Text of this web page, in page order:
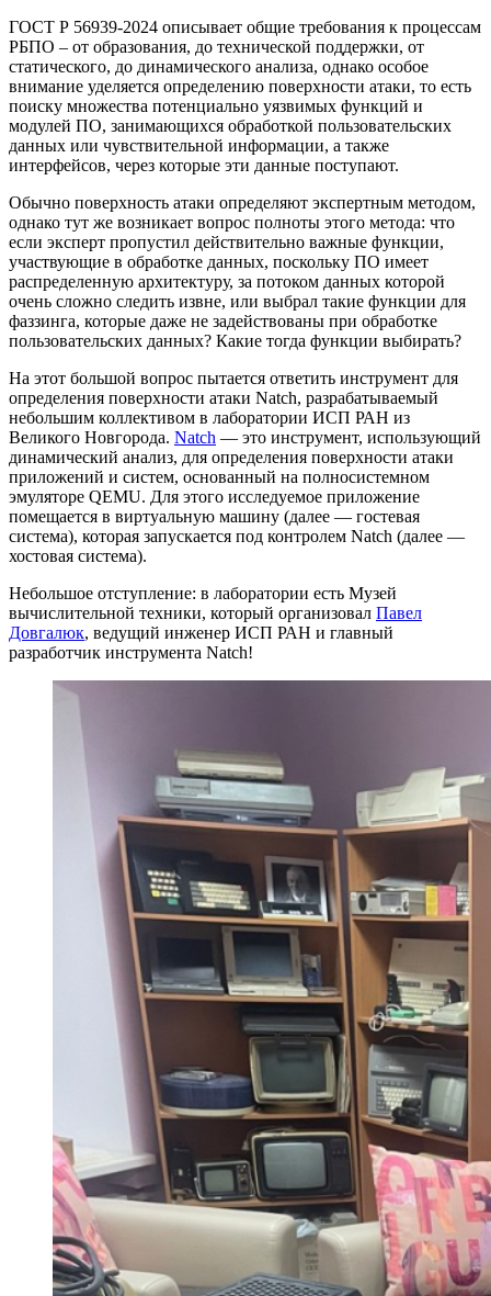
ГОСТ Р 56939-2024 описывает общие требования к процессам
РБПО – от образования, до технической поддержки, от
статического, до динамического анализа, однако особое
внимание уделяется определению поверхности атаки, то есть
поиску множества потенциально уязвимых функций и
модулей ПО, занимающихся обработкой пользовательских
данных или чувствительной информации, а также
интерфейсов, через которые эти данные поступают.
Обычно поверхность атаки определяют экспертным методом,
однако тут же возникает вопрос полноты этого метода: что
если эксперт пропустил действительно важные функции,
участвующие в обработке данных, поскольку ПО имеет
распределенную архитектуру, за потоком данных которой
очень сложно следить извне, или выбрал такие функции для
фаззинга, которые даже не задействованы при обработке
пользовательских данных? Какие тогда функции выбирать?
На этот большой вопрос пытается ответить инструмент для
определения поверхности атаки Natch, разрабатываемый
небольшим коллективом в лаборатории ИСП РАН из
Великого Новгорода. Natch — это инструмент, использующий
динамический анализ, для определения поверхности атаки
приложений и систем, основанный на полносистемном
эмуляторе QEMU. Для этого исследуемое приложение
помещается в виртуальную машину (далее — гостевая
система), которая запускается под контролем Natch (далее —
хостовая система).
Небольшое отступление: в лаборатории есть Музей
вычислительной техники, который организовал Павел
Довгалюк, ведущий инженер ИСП РАН и главный
разработчик инструмента Natch!